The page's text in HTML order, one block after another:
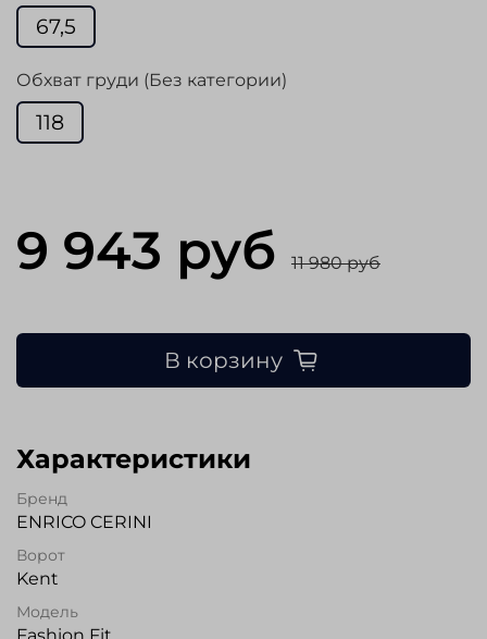
67,5
Обхват груди (Без категории)
118
9 943 руб 11 980 руб
В корзину
Характеристики
Бренд
ENRICO CERINI
Ворот
Kent
Модель